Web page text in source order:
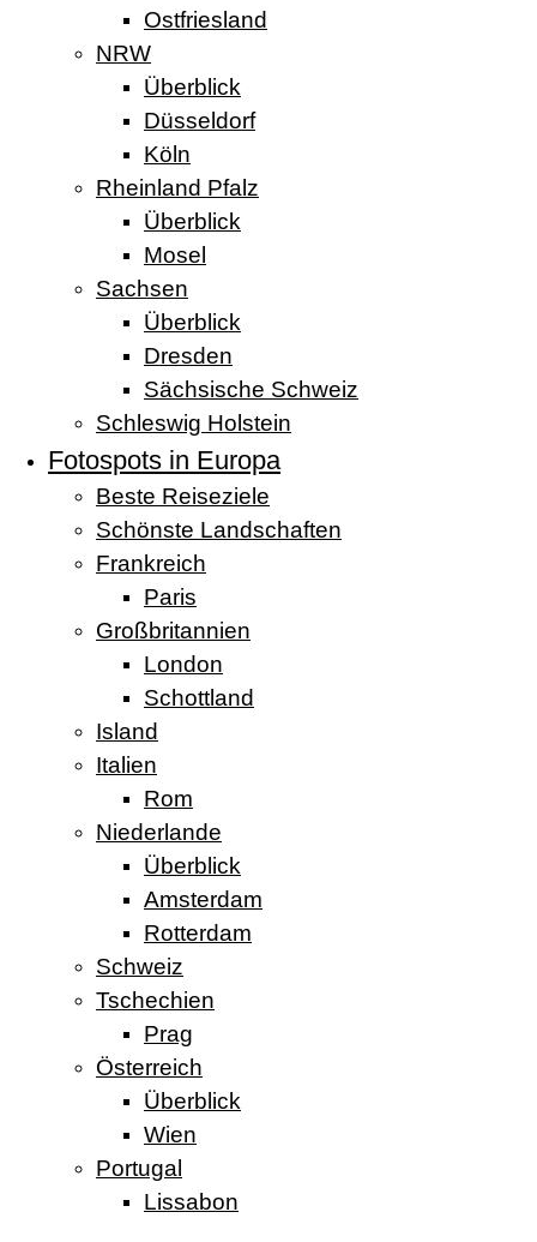
Ostfriesland
NRW
Überblick
Düsseldorf
Köln
Rheinland Pfalz
Überblick
Mosel
Sachsen
Überblick
Dresden
Sächsische Schweiz
Schleswig Holstein
Fotospots in Europa
Beste Reiseziele
Schönste Landschaften
Frankreich
Paris
Großbritannien
London
Schottland
Island
Italien
Rom
Niederlande
Überblick
Amsterdam
Rotterdam
Schweiz
Tschechien
Prag
Österreich
Überblick
Wien
Portugal
Lissabon